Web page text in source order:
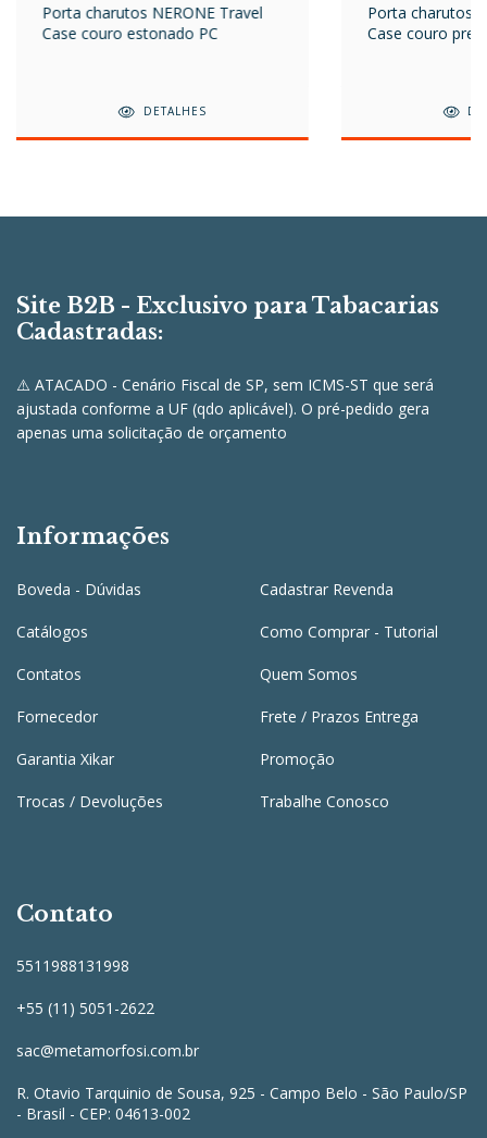
Porta charutos NERONE Travel
Case couro estonado PC
DETALHES
Porta charutos
Case couro
Site B2B - Exclusivo para Tabacarias
Cadastradas:
⚠️ ATACADO - Cenário Fiscal de SP, sem ICMS-ST que será
ajustada conforme a UF (qdo aplicável). O pré-pedido gera
apenas uma solicitação de orçamento
Informações
Boveda - Dúvidas Cadastrar Revenda
Catálogos Como Comprar - Tutorial
Contatos Quem Somos
Fornecedor Frete / Prazos Entrega
Garantia Xikar Promoção
Trocas / Devoluções Trabalhe Conosco
Contato
5511988131998
+55 (11) 5051-2622
sac@metamorfosi.com.br
R. Otavio Tarquinio de Sousa, 925 - Campo Belo - São Paulo/SP
- Brasil - CEP: 04613-002